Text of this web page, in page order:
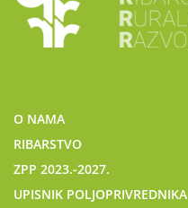
O NAMA
RIBARSTVO
ZPP 2023.-2027.
UPISNIK POLJOPRIVREDNIKA